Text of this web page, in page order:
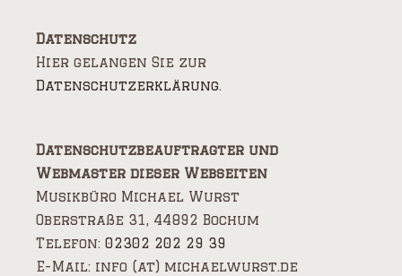
Datenschutz
Hier gelangen Sie zur
Datenschutzerklärung.
Datenschutzbeauftragter und
Webmaster dieser Webseiten
Musikbüro Michael Wurst
Oberstraße 31, 44892 Bochum
Telefon: 02302 202 29 39
E-Mail: info (at) michaelwurst.de